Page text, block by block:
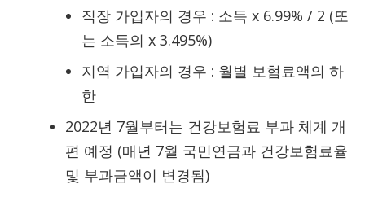
직장 가입자의 경우 : 소득 x 6.99% / 2 (또
는 소득의 x 3.495%)
지역 가입자의 경우 : 월별 보혐료액의 하
한
2022년 7월부터는 건강보험료 부과 체계 개
편 예정 (매년 7월 국민연금과 건강보험료율
및 부과금액이 변경됨)